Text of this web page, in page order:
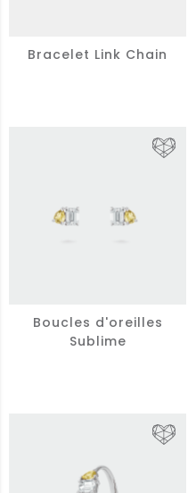
Bracelet Link Chain
Boucles d'oreilles
Sublime